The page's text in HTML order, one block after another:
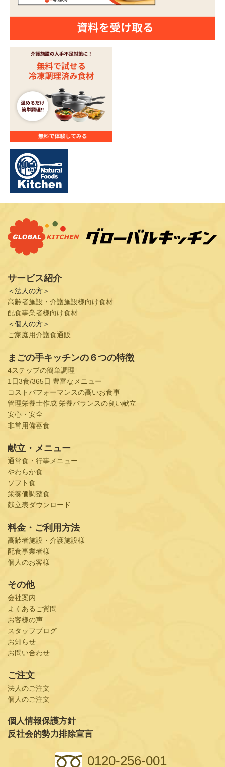
サービス紹介
＜法人の方＞
高齢者施設・介護施設様向け食材
配食事業者様向け食材
＜個人の方＞
ご家庭用介護食通販
まごの手キッチンの６つの特徴
4ステップの簡単調理
1日3食/365日 豊富なメニュー
コストパフォーマンスの高いお食事
管理栄養士作成 栄養バランスの良い献立
安心・安全
非常用備蓄食
献立・メニュー
通常食・行事メニュー
やわらか食
ソフト食
栄養価調整食
献立表ダウンロード
料金・ご利用方法
高齢者施設・介護施設様
配食事業者様
個人のお客様
その他
会社案内
よくあるご質問
お客様の声
スタッフブログ
お知らせ
お問い合わせ
ご注文
法人のご注文
個人のご注文
個人情報保護方針
反社会的勢力排除宣言
0120-256-001